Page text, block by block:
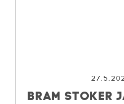
BRAM STOKER